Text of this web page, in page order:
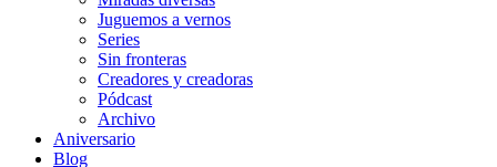
Juguemos a vernos
Series
Sin fronteras
Creadores y creadoras
Pódcast
Archivo
Aniversario
Blog